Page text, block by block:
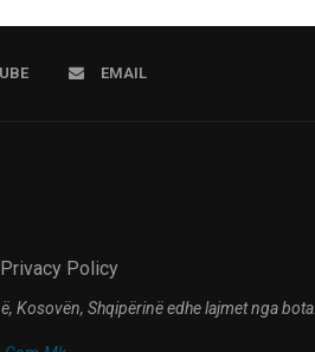
EMAIL
Privacy Policy
Kosovën, Shqipërinë edhe lajmet nga bota.